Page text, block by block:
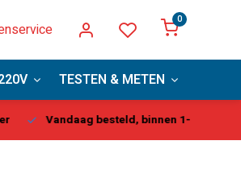
0
TESTEN & METEN
Vandaag besteld, binnen 1-2 dagen